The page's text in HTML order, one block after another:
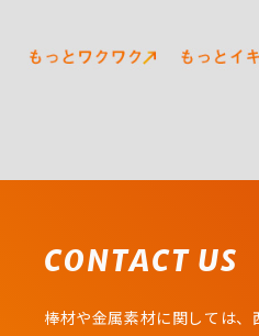
CONTACT US
棒材や金属素材に関しては